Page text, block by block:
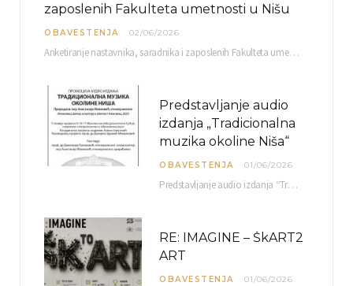
zaposlenih Fakulteta umetnosti u Nišu
OBAVESTENJA 02/06/2026
Anketiranje nastavnika, saradnika i zaposlenih Fakulteta umetnosti u Nišu radi sačinjavanja Izveštaja o samovrednovanju biće…
Predstavljanje audio
izdanja „Tradicionalna
muzika okoline Niša“
OBAVESTENJA 01/06/2026
Predstavljanje audio izdanja “Tradicionalna muzika okoline Niša” organizuje se u okviru projekta O-10-17 Muzičko nasleđe jugoistočne…
RE: IMAGINE – ŠkART2
ART
OBAVESTENJA 01/06/2026